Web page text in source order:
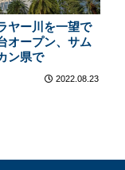
ヤー川を一望で
オープン、サム
ン県で
2022.08.23